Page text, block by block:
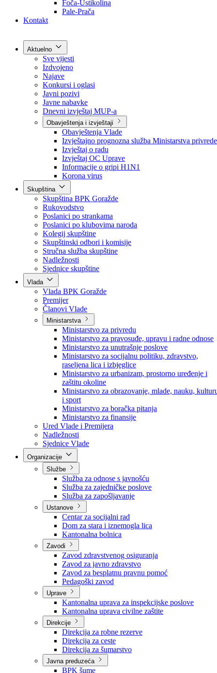
Općine
Kontakt
Aktuelno
Sve vijesti
Izdvojeno
Najave
Konkursi i oglasi
Javni pozivi
Javne nabavke
Dnevni izvještaj MUP-a
Obavještenja i izvještaji
Obavještenja Vlade
Izvještajno prognozna služba Ministarstva privrede
Izvještaj o radu
Izvještaj OC Uprave
Informacije o gripi H1N1
Korona virus
Skupština
Skupština BPK Goražde
Rukovodstvo
Poslanici po strankama
Poslanici po klubovima naroda
Kolegij skupštine
Skupštinski odbori i komisije
Stručna služba skupštine
Nadležnosti
Sjednice skupštine
Vlada
Vlada BPK Goražde
Premijer
Članovi Vlade
Ministarstva
Ministarstvo za privredu
Ministarstvo za pravosuđe, upravu i radne odnose
Ministarstvo za unutrašnje poslove
Ministarstvo za socijalnu politiku, zdravstvo,
raseljena lica i izbjeglice
Ministarstvo za urbanizam, prostorno uređenje i
zaštitu okoline
Ministarstvo za obrazovanje, mlade, nauku,
i sport
Ministarstvo za boračka pitanja
Ministarstvo za finansije
Ured Vlade i Premijera
Nadležnosti
Sjednice Vlade
Službe
Služba za odnose s javnošću
Služba za zajedničke poslove
Služba za zapošljavanje
Ustanove
Centar za socijalni rad
Dom za stara i iznemogla lica
Kantonalna bolnica
Zavodi
Zavod zdravstvenog osiguranja
Zavod za javno zdravstvo
Zavod za besplatnu pravnu pomoć
Pedagoški zavod
Uprave
Kantonalna uprava za inspekcijske poslove
Kantonalna uprava civilne zaštite
Direkcije
Direkcija za robne rezerve
Direkcija za ceste